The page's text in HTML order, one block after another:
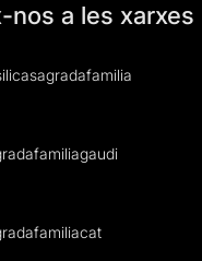
nos a les xarxes